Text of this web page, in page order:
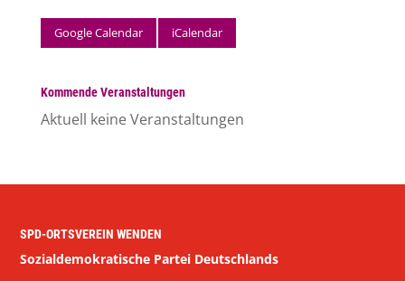
Google Calendar iCalendar
Kommende Veranstaltungen
Aktuell keine Veranstaltungen
SPD-ORTSVEREIN WENDEN
Sozialdemokratische Partei Deutschlands